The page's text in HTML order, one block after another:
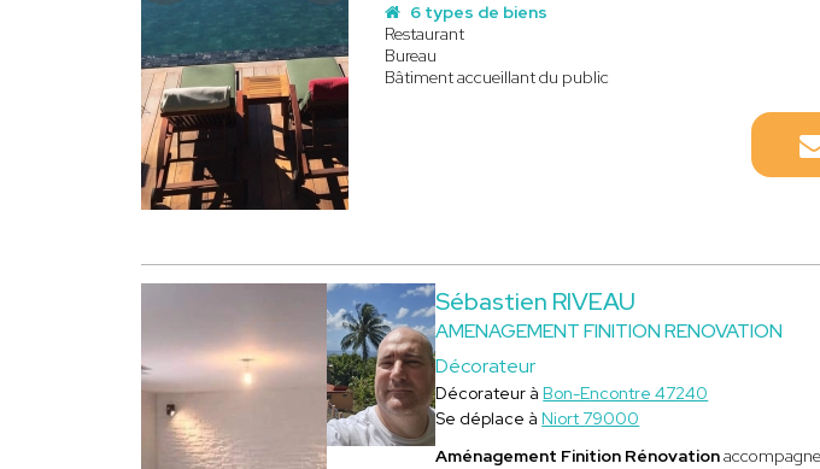
6 types de biens
Restaurant
Bureau
Bâtiment accueillant du public
Sébastien RIVEAU
AMENAGEMENT FINITION RENOVATION
Décorateur
Décorateur à Bon-Encontre 47240
Se déplace à Niort 79000
Aménagement Finition Rénovation